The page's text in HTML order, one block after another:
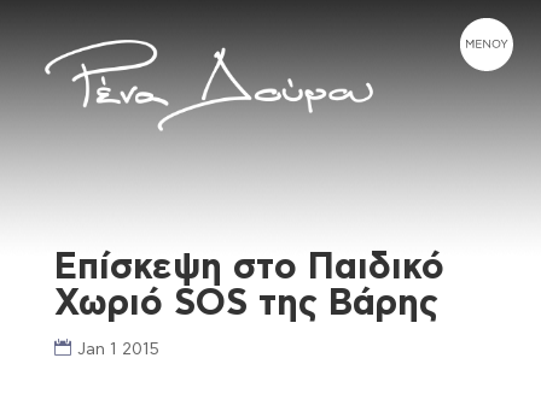
Επίσκεψη στο Παιδικό
Χωριό SOS της Βάρης
Jan 1 2015